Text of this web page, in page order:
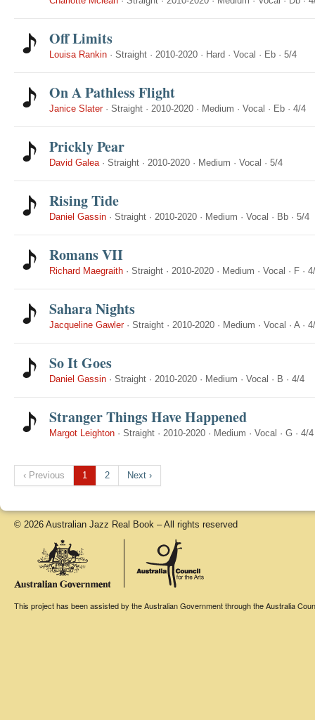
Off Limits
Louisa Rankin · Straight · 2010-2020 · Hard · Vocal · Eb · 5/4
On A Pathless Flight
Janice Slater· Straight · 2010-2020 · Medium · Vocal · Eb · 4/4
Prickly Pear
David Galea· Straight · 2010-2020 · Medium · Vocal · 5/4
Rising Tide
Daniel Gassin · Straight · 2010-2020 · Medium · Vocal · Bb · 5/4
Romans VII
Richard Maegraith · Straight · 2010-2020 · Medium · Vocal · F ·
Sahara Nights
Jacqueline Gawler· Straight · 2010-2020 · Medium · Vocal · A·
So It Goes
Daniel Gassin · Straight · 2010-2020 · Medium · Vocal · B · 4/4
Stranger Things Have Happened
Margot Leighton · Straight · 2010-2020 · Medium · Vocal · G · 4/4
‹ Previous 1 2 Next ›
© 2026 Australian Jazz Real Book – All rights reserved
This project has been assisted by the Australian Government through the Australia